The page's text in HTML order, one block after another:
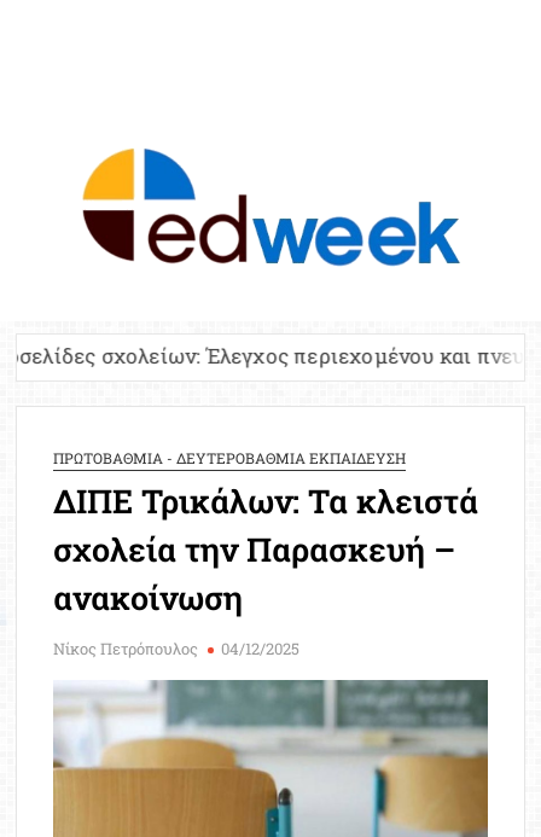
Έλεγχος περιεχομένου και πνευματικών
ΠΡΩΤΟΒΑΘΜΙΑ - ΔΕΥΤΕΡΟΒΑΘΜΙΑ ΕΚΠΑΙΔΕΥΣΗ
ΔΙΠΕ Τρικάλων: Τα κλειστά
σχολεία την Παρασκευή –
ανακοίνωση
Νίκος Πετρόπουλος 04/12/2025